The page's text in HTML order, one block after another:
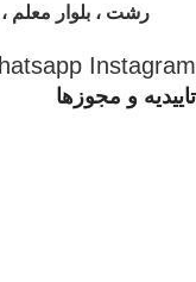
رشت ، بلوار معلم
Instagram
تاییدیه و مجوزها